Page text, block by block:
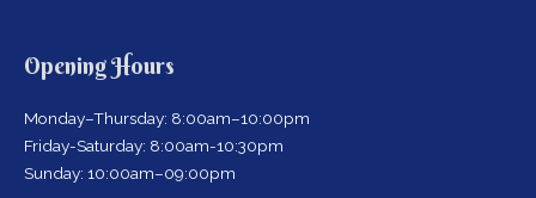
Opening Hours
Monday–Thursday: 8:00am–10:00pm
Friday-Saturday: 8:00am-10:30pm
Sunday: 10:00am–09:00pm